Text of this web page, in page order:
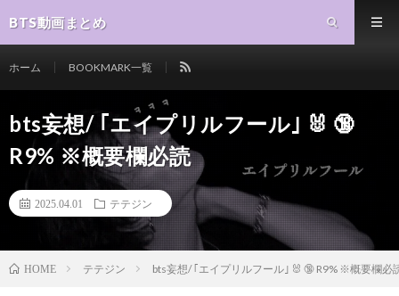
BTS動画まとめ
ホーム BOOKMARK一覧
bts妄想/ ｢エイプリルフール｣ 🐰 🔞
R9% ※概要欄必読
2025.04.01 テテジン
HOME テテジン bts妄想/ ｢エイプリルフール｣ 🐰 🔞 R9% ※概要欄必